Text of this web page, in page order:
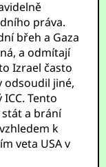
práva.
břeh a Gaza
a odmítají
Izrael často
odsoudil jiné,
Tento
a brání
k
veta USA v